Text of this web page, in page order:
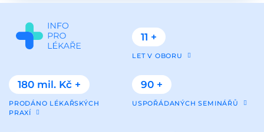
11 +
LET V OBORU
180 mil. Kč +
PRODÁNO LÉKAŘSKÝCH
PRAXÍ
90 +
USPOŘÁDANÝCH SEMINÁŘŮ